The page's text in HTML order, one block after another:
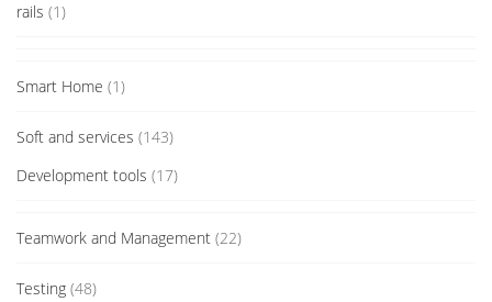
rails (1)
Smart Home (1)
Soft and services (143)
Development tools (17)
Teamwork and Management (22)
Testing (48)